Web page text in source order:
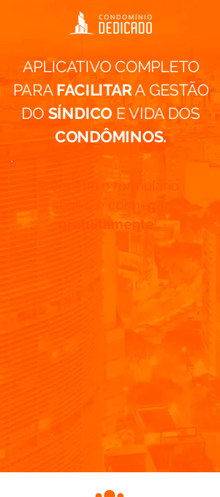
APLICATIVO COMPLETO
PARA FACILITARA GESTÃO
DO SÍNDICO E VIDA DOS
CONDÔMINOS.
Preencha o formulário
abaixo e conheça
gratuitamente!